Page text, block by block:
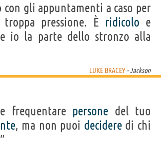
con gli appuntamenti a caso per
troppa pressione. È ridicolo e
io la parte dello stronzo alla
LUKE BRACEY - Jackson
frequentare persone del tuo
, ma non puoi decideredi chi